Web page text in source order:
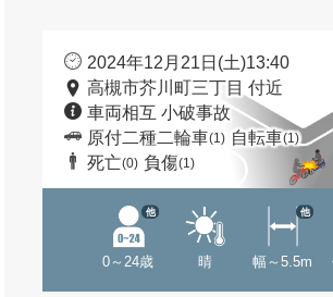
2024年12月21日(土)13:40
高槻市芥川町三丁目 付近
車両相互 小破事故
原付二種二輪車(1) 自転車(1)
死亡(0) 負傷(1)
0～24歳
他
晴 幅～5.5m
他